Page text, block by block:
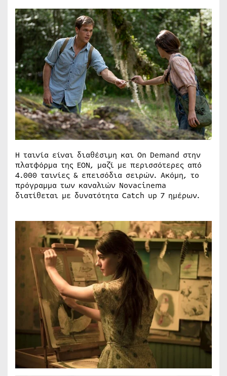
Η ταινία είναι διαθέσιμη και On Demand στην
πλατφόρμα της ΕΟΝ, μαζί με περισσότερες από
4.000 ταινίες & επεισόδια σειρών. Ακόμη, το
πρόγραμμα των καναλιών Novacinema
διατίθεται με δυνατότητα Catch up 7 ημέρων.